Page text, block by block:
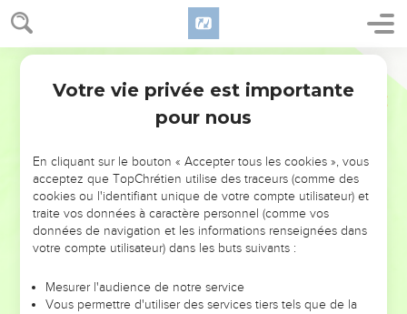
NE MANQUEZ PAS L’ÉVÉNEMENT
DE L’ANNÉE !
ET SI LEURS ERREURS POUVAIENT VOUS ÉVITER LES
VOTRES ?
leur foi ou leur vision. Mais on voit moins les doutes, les erreurs
et les saisons difficiles qu'ils ont traversés, alors même que ce
Votre vie privée est importante
pour nous
En cliquant sur le bouton « Accepter tous les cookies », vous
acceptez que TopChrétien utilise des traceurs (comme des
cookies ou l'identifiant unique de votre compte utilisateur) et
traite vos données à caractère personnel (comme vos
données de navigation et les informations renseignées dans
votre compte utilisateur) dans les buts suivants :
Mesurer l'audience de notre service
Vous permettre d'utiliser des services tiers tels que de la